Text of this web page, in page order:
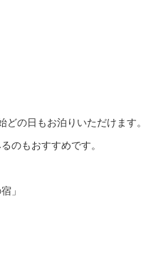
の日もお泊りいただけます。
のもおすすめです。
」